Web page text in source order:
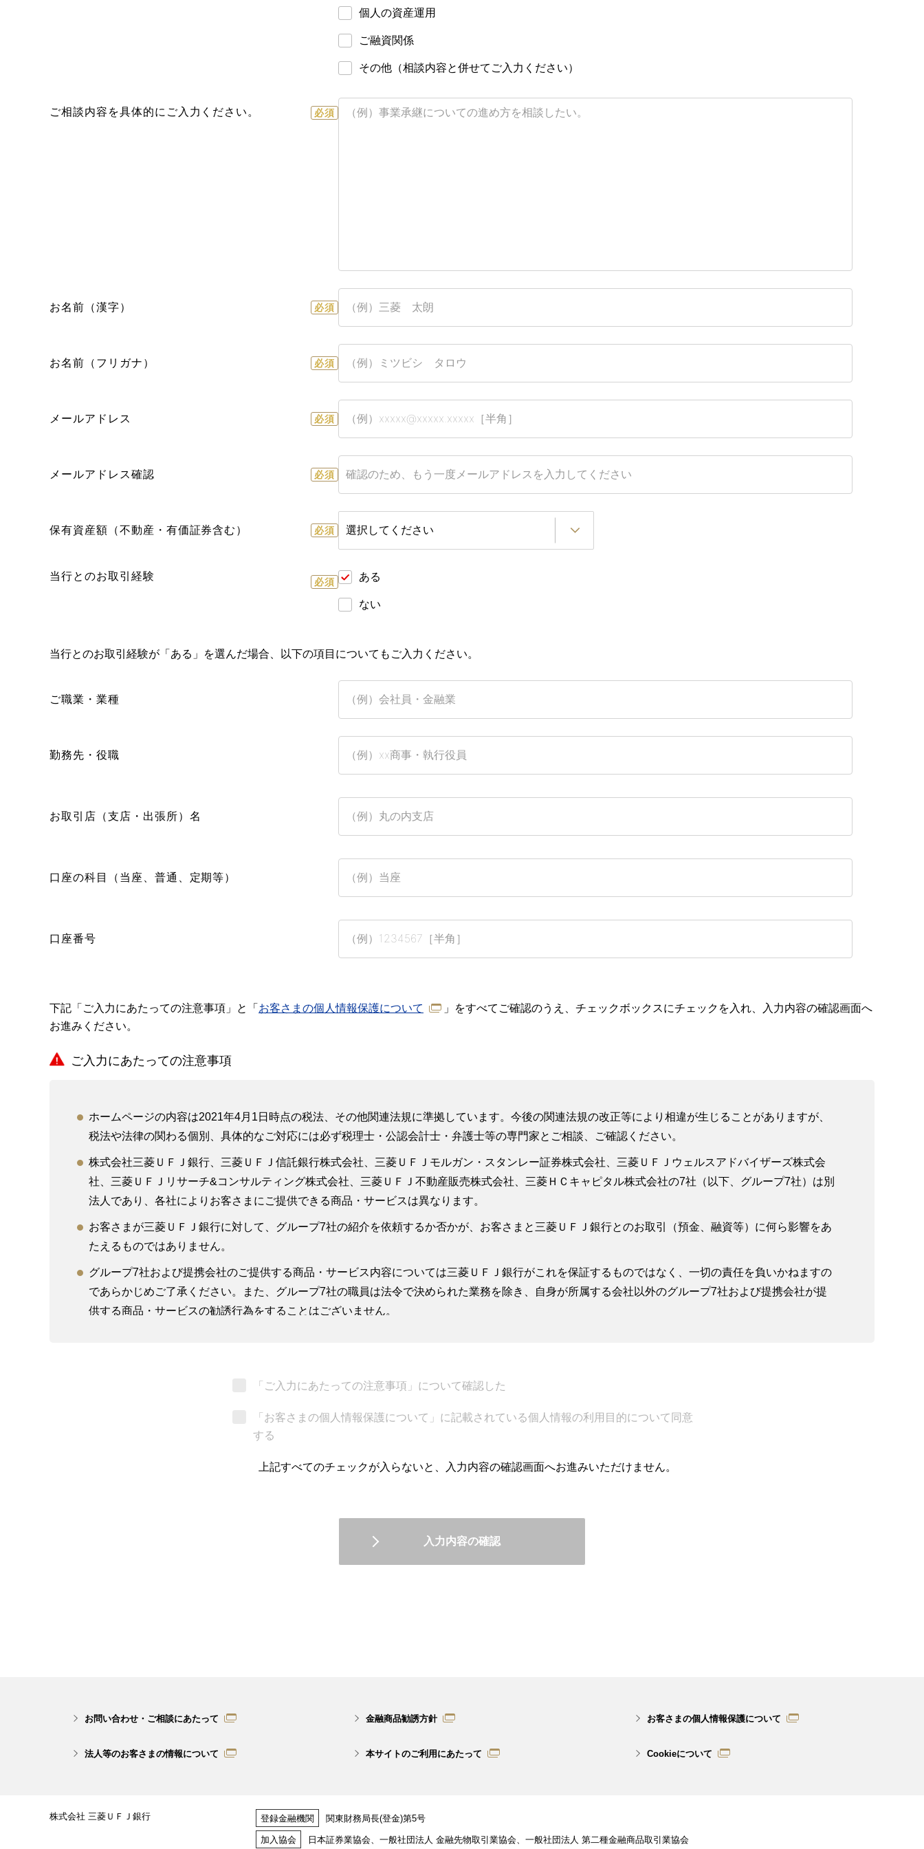
個人の資産運用
ご融資関係
その他（相談内容と併せてご入力ください）
ご相談内容を具体的にご入力ください。 必須
お名前（漢字） 必須
お名前（フリガナ） 必須
メールアドレス 必須
メールアドレス確認 必須
保有資産額（不動産・有価証券含む） 必須
当行とのお取引経験 必須 ある
ない
当行とのお取引経験が「ある」を選んだ場合、以下の項目についてもご入力ください。
ご職業・業種
勤務先・役職
お取引店（支店・出張所）名
口座の科目（当座、普通、定期等）
口座番号
下記「ご入力にあたっての注意事項」と「 お客さまの個人情報保護について
」をすべてご確認のうえ、チェックボックスにチェックを入れ、入力内容の確認画面へ
お進みください。
ご入力にあたっての注意事項
ホームページの内容は2021年4月1日時点の税法、その他関連法規に準拠しています。今後の関連法規の改正等により相違が生じることがありますが、
税法や法律の関わる個別、具体的なご対応には必ず税理士・公認会計士・弁護士等の専門家とご相談、ご確認ください。
株式会社三菱ＵＦＪ銀行、三菱ＵＦＪ信託銀行株式会社、三菱ＵＦＪモルガン・スタンレー証券株式会社、三菱ＵＦＪウェルスアドバイザーズ株式会
社、三菱ＵＦＪリサーチ&コンサルティング株式会社、三菱ＵＦＪ不動産販売株式会社、三菱ＨＣキャピタル株式会社の7社（以下、グループ7社）は別
法人であり、各社によりお客さまにご提供できる商品・サービスは異なります。
お客さまが三菱ＵＦＪ銀行に対して、グループ7社の紹介を依頼するか否かが、お客さまと三菱ＵＦＪ銀行とのお取引（預金、融資等）に何ら影響をあ
たえるものではありません。
グループ7社および提携会社のご提供する商品・サービス内容については三菱ＵＦＪ銀行がこれを保証するものではなく、一切の責任を負いかねますの
であらかじめご了承ください。また、グループ7社の職員は法令で決められた業務を除き、自身が所属する会社以外のグループ7社および提携会社が提
供する商品・サービスの勧誘行為をすることはございません。
有効・妥当性についていかなる見解も示すものではありませんが、三菱ＵＦＪウェルスアドバイザーズ株式会社では顧問契約の締結を前提に、事業承
「ご入力にあたっての注意事項」について確認した
「お客さまの個人情報保護について」に記載されている個人情報の利用目的について同意
する
上記すべてのチェックが入らないと、入力内容の確認画面へお進みいただけません。
お問い合わせ・ご相談にあたって 金融商品勧誘方針 お客さまの個人情報保護について
法人等のお客さまの情報について 本サイトのご利用にあたって Cookieについて
株式会社 三菱ＵＦＪ銀行 登録金融機関 関東財務局長(登金)第5号
加入協会 日本証券業協会、一般社団法人 金融先物取引業協会、一般社団法人 第二種金融商品取引業協会